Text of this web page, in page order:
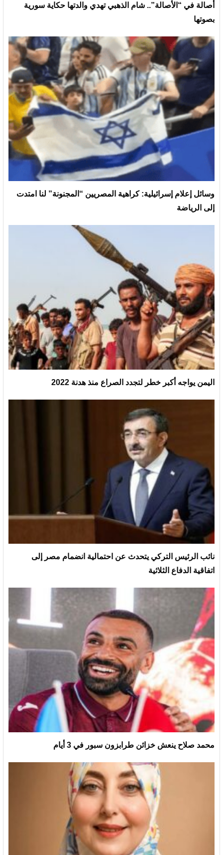
أصالة في “الأصالة”.. شام الذهبي تهدي والدتها حكاية سورية
بصوتها
وسائل إعلام إسرائيلية: كراهية المصريين “المجنونة” لنا امتدت
إلى الرياضة
اليمن يواجه أكبر خطر لتجدد الصراع منذ هدنة 2022
نائب الرئيس التركي يتحدث عن احتمالية انضمام مصر إلى
اتفاقية الدفاع الثلاثية
محمد صلاح ينعش خزائن طرابزون سبور في 3 أيام